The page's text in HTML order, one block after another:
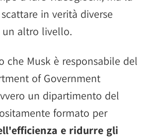
in verità diverse
un altro livello.
che Musk è responsabile del
of Government
un dipartimento del
formato per
e ridurre gli